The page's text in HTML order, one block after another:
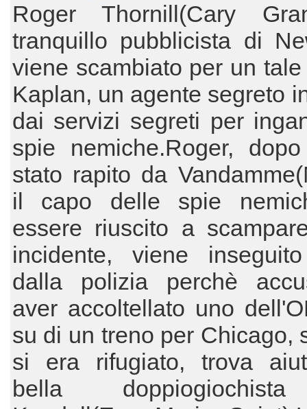
Roger Thornill(Cary
tranquillo pubblicista di
viene scambiato per un
Kaplan, un agente segreto
dai servizi segreti per
spie nemiche.Roger,
stato rapito da
il capo delle spie
essere riuscito a
incidente, viene
dalla polizia perchè
aver accoltellato uno
su di un treno per Chicago,
si era rifugiato, trova
bella